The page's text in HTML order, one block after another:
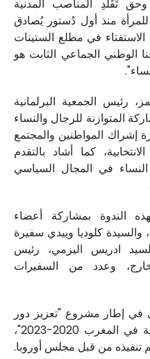
تَقَلُّدِ المناصب المدنية
منذ أول دُستور يُصادق
في مطلع الستينات
الوطني الجماعي الثابت هو
رئيس الجمعية البرلمانية
المتوازنة للرجال والنساء
إشراك المواطنين والمجتمع
كما أشاد بالتقدم
في المجال السياسي
الندوة بمشاركة أعضاء
والسيدة كلوديا وييدي سفيرة
ادريس اليزمي، رئيس
وعدد من السفيرات
في إطار مشروع "تعزيز دور
البرلمان في توطيد الديمقراطية في المغرب 2020-2023"،
تنفيذه من قبل مجلس أوروبا.